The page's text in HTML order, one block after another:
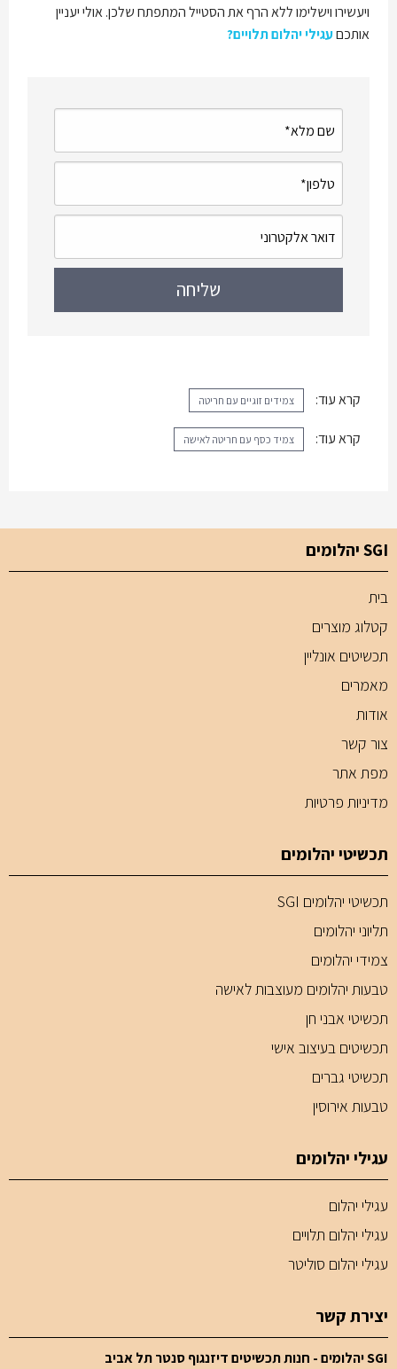
ויעשירו וישלימו ללא הרף את הסטייל המתפתח שלכן. אולי יעניין
אותכםעגילי יהלום תלויים?
קרא עוד: צמידים זוגיים עם חריטה
קרא עוד: צמיד כסף עם חריטה לאישה
SGI יהלומים
בית
קטלוג מוצרים
תכשיטים אונליין
מאמרים
אודות
צור קשר
מפת אתר
מדיניות פרטיות
תכשיטי יהלומים
תכשיטי יהלומים SGI
תליוני יהלומים
צמידי יהלומים
טבעות יהלומים מעוצבות לאישה
תכשיטי אבני חן
תכשיטים בעיצוב אישי
תכשיטי גברים
טבעות אירוסין
עגילי יהלומים
עגילי יהלום
עגילי יהלום תלויים
עגילי יהלום סוליטר
יצירת קשר
SGI יהלומים - חנות תכשיטים דיזנגוף סנטר תל אביב